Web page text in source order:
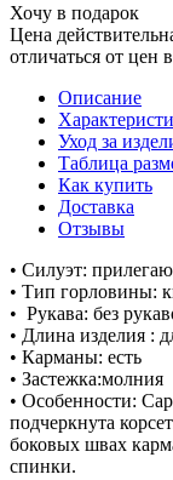
Хочу в подарок
Цена
отличаться от цен
Описание
Уход за
Таблица
Как купить
Доставка
Отзывы
• Силуэт:
• Тип горловины:
• Рукава: без
• Длина изделия :
• Карманы: есть
• Застежка:молния
• Особенности:
подчеркнута
боковых швах
спинки.